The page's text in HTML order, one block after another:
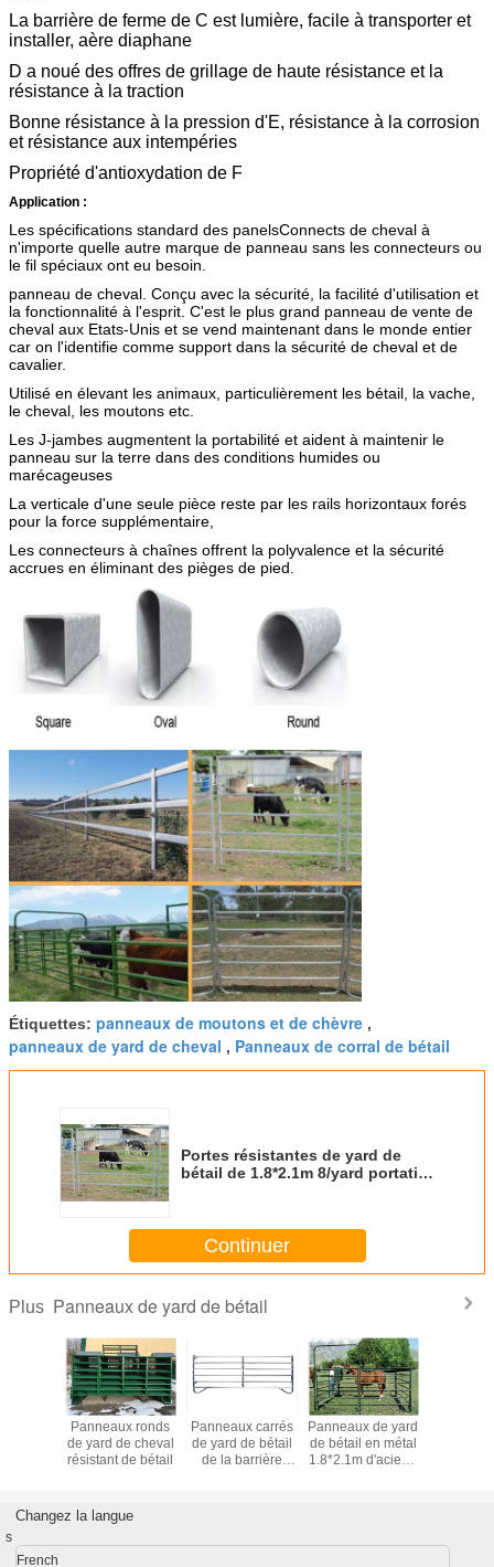
La barrière de ferme de C est lumière, facile à transporter et
installer, aère diaphane
D a noué des offres de grillage de haute résistance et la
résistance à la traction
Bonne résistance à la pression d'E, résistance à la corrosion
et résistance aux intempéries
Propriété d'antioxydation de F
Application :
Les spécifications standard des panelsConnects de cheval à
n'importe quelle autre marque de panneau sans les connecteurs ou
le fil spéciaux ont eu besoin.
panneau de cheval. Conçu avec la sécurité, la facilité d'utilisation et
la fonctionnalité à l'esprit. C'est le plus grand panneau de vente de
cheval aux Etats-Unis et se vend maintenant dans le monde entier
car on l'identifie comme support dans la sécurité de cheval et de
cavalier.
Utilisé en élevant les animaux, particulièrement les bétail, la vache,
le cheval, les moutons etc.
Les J-jambes augmentent la portabilité et aident à maintenir le
panneau sur la terre dans des conditions humides ou
marécageuses
La verticale d'une seule pièce reste par les rails horizontaux forés
pour la force supplémentaire,
Les connecteurs à chaînes offrent la polyvalence et la sécurité
accrues en éliminant des pièges de pied.
Étiquettes: panneaux de moutons et de chèvre ,
panneaux de yard de cheval , Panneaux de corral de bétail
Portes résistantes de yard de
bétail de 1.8*2.1m 8/yard portatif
Continuer
Plus Panneaux de yard de bétail
de
Panneaux ronds
de yard de cheval
résistant de bétail
Panneaux carrés
de yard de bétail
de la barrière
Panneaux de yard
de bétail en métal
1.8*2.1m d'acier à
Changez la langue
s
French